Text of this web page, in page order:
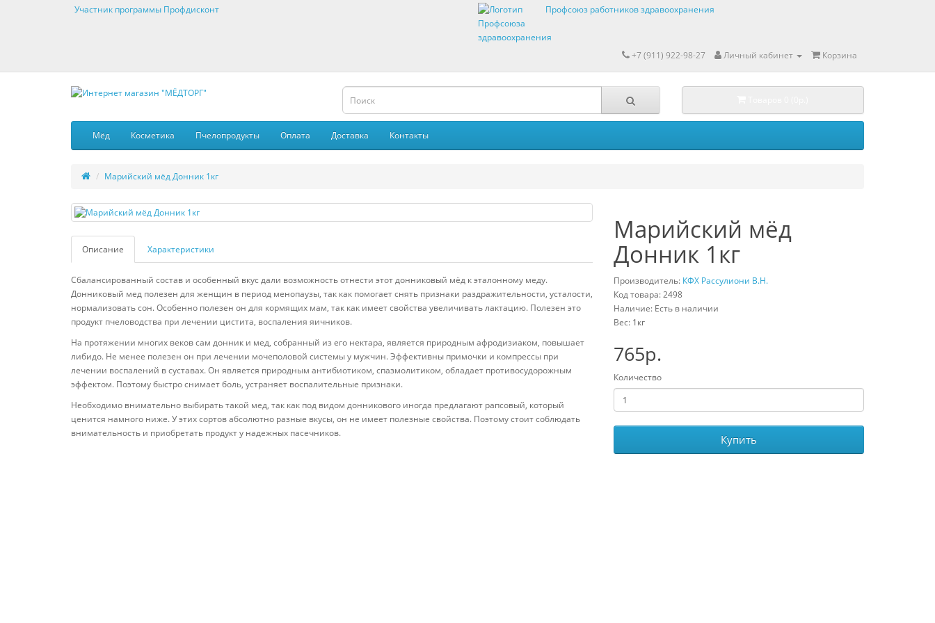
Участник программы Профдисконт Профсоюз работников здравоохранения
+7 (911) 922-98-27 Личный кабинет Корзина
Мёд Косметика Пчелопродукты Оплата Доставка Контакты
Марийский мёд Донник 1кг
Описание Характеристики
Сбалансированный состав и особенный вкус дали возможность отнести этот донниковый мёд к эталонному меду.
Донниковый мед полезен для женщин в период менопаузы, так как помогает снять признаки раздражительности, усталости,
нормализовать сон. Особенно полезен он для кормящих мам, так как имеет свойства увеличивать лактацию. Полезен это
продукт пчеловодства при лечении цистита, воспаления яичников.
На протяжении многих веков сам донник и мед, собранный из его нектара, является природным афродизиаком, повышает
либидо. Не менее полезен он при лечении мочеполовой системы у мужчин. Эффективны примочки и компрессы при
лечении воспалений в суставах. Он является природным антибиотиком, спазмолитиком, обладает противосудорожным
эффектом. Поэтому быстро снимает боль, устраняет воспалительные признаки.
Необходимо внимательно выбирать такой мед, так как под видом донникового иногда предлагают рапсовый, который
ценится намного ниже. У этих сортов абсолютно разные вкусы, он не имеет полезные свойства. Поэтому стоит соблюдать
внимательность и приобретать продукт у надежных пасечников.
Марийский мёд
Донник 1кг
Производитель: КФХ Рассулиони В.Н.
Код товара: 2498
Наличие: Есть в наличии
Вес: 1кг
765р.
Количество
Купить